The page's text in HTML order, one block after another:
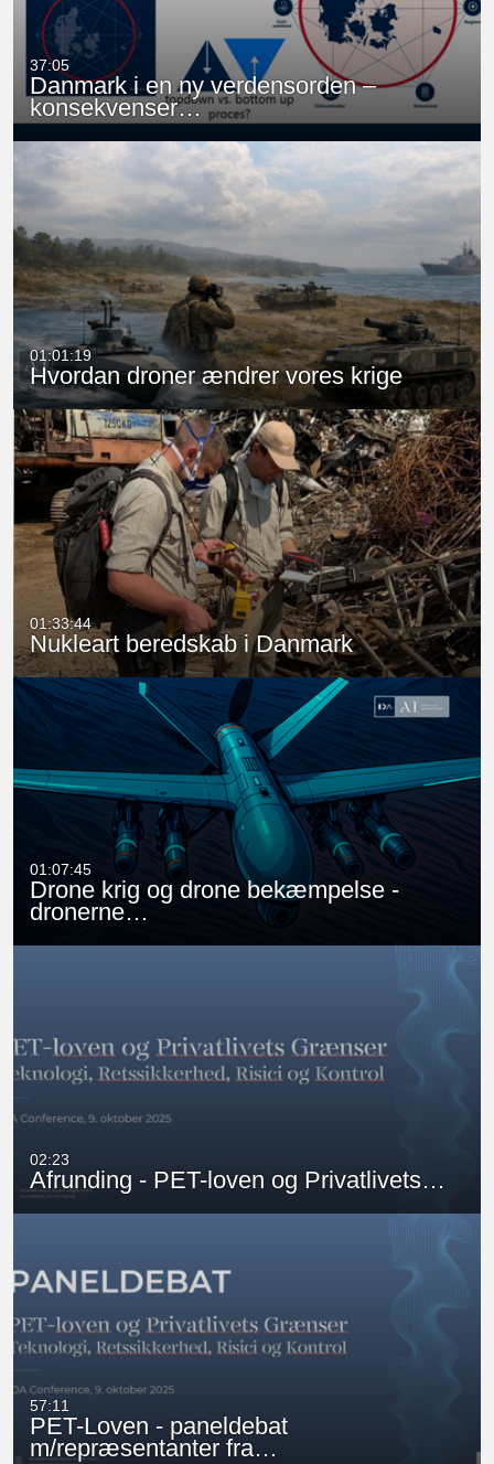
37:05
Danmark i en ny verdensorden –
konsekvenser…
01:01:19
Hvordan droner ændrer vores krige
01:33:44
Nukleart beredskab i Danmark
01:07:45
Drone krig og drone bekæmpelse -
dronerne…
02:23
Afrunding - PET-loven og Privatlivets…
57:11
PET-Loven - paneldebat
m/repræsentanter fra…